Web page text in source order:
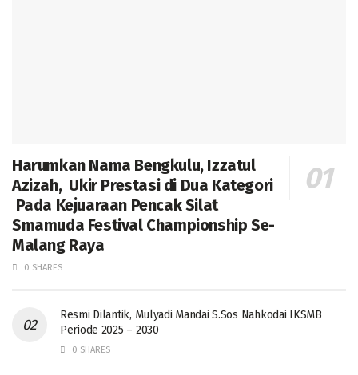
Harumkan Nama Bengkulu, Izzatul
Azizah, Ukir Prestasi di Dua Kategori
Pada Kejuaraan Pencak Silat
Smamuda Festival Championship Se-
Malang Raya
0 SHARES
Resmi Dilantik, Mulyadi Mandai S.Sos Nahkodai IKSMB
Periode 2025 – 2030
0 SHARES